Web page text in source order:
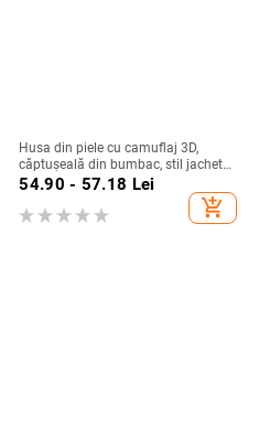
Husa din piele cu camuflaj 3D,
căptușeală din bumbac, stil jachetă
de iarnă, compatibilă cu iPhone
54.90 - 57.18 Lei
add_shopping_cart